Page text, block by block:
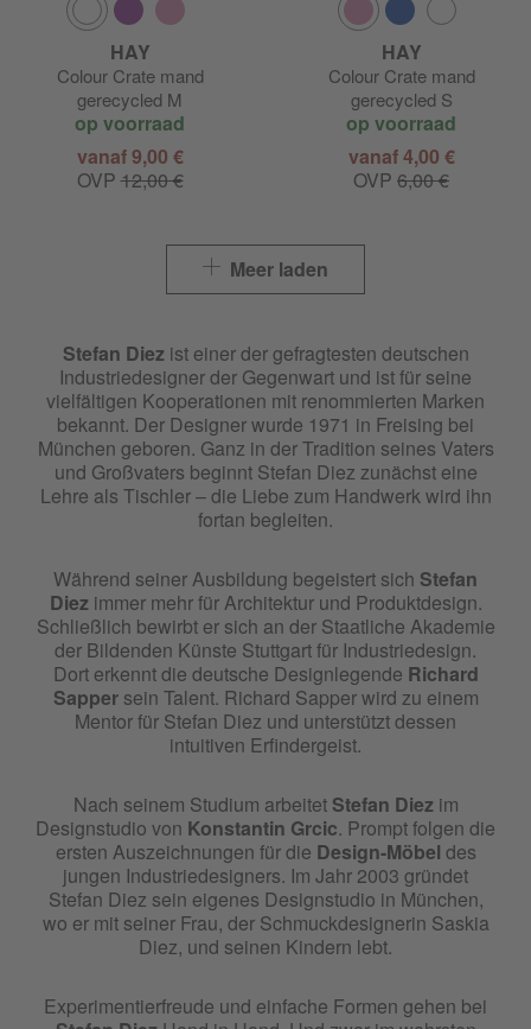
HAY
Colour Crate mand
gerecycled M
op voorraad
vanaf 9,00 €
OVP12,00 €
HAY
Colour Crate mand
gerecycled S
op voorraad
vanaf 4,00 €
OVP 6,00 €
Meer laden
Stefan Diezist einer der gefragtesten deutschen
Industriedesigner der Gegenwart und ist für seine
vielfältigen Kooperationen mit renommierten Marken
bekannt. Der Designer wurde 1971 in Freising bei
München geboren. Ganz in der Tradition seines Vaters
und Großvaters beginnt Stefan Diez zunächst eine
Lehre als Tischler – die Liebe zum Handwerk wird ihn
fortan begleiten.
Während seiner Ausbildung begeistert sich Stefan
Diezimmer mehr für Architektur und Produktdesign.
Schließlich bewirbt er sich an der Staatliche Akademie
der Bildenden Künste Stuttgart für Industriedesign.
Dort erkennt die deutsche Designlegende Richard
Sappersein Talent. Richard Sapper wird zu einem
Mentor für Stefan Diez und unterstützt dessen
intuitiven Erfindergeist.
Nach seinem Studium arbeitet Stefan Diezim
Designstudio von Konstantin Grcic. Prompt folgen die
ersten Auszeichnungen für die Design-Möbel des
jungen Industriedesigners. Im Jahr 2003 gründet
Stefan Diez sein eigenes Designstudio in München,
wo er mit seiner Frau, der Schmuckdesignerin Saskia
Diez, und seinen Kindern lebt.
Experimentierfreude und einfache Formen gehen bei